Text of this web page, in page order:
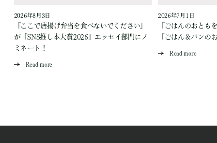
2026年8月3日
『ここで唐揚げ弁当を食べないでください』
が「SNS推し本大賞2026」エッセイ部門にノ
ミネート！
Read more
2026年7月1日
『ごはんのおとも
「ごはん＆パンの
Read more